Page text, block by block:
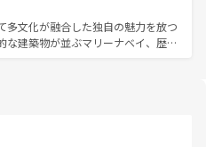
温暖で、どの季節にも異なる楽しみ
やすいタイの人々、仏教を中心とし
観光資源が、訪れる旅人を魅了し続
するはず。観光スポットが密集し
ころを回れるのも魅力。息をのむよ
体験まで、香港を存分に楽しみ尽く
多文化が融合した独自の魅力を放つ
な建築物が並ぶマリーナベイ、歴史
風情を楽しめる外せないスポット